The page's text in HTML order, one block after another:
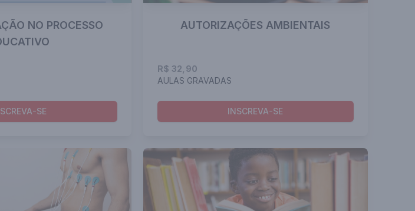
NO PROCESSO
SE
AUTORIZAÇÕES AMBIENTAIS
R$ 32,90
AULAS GRAVADAS
INSCREVA-SE